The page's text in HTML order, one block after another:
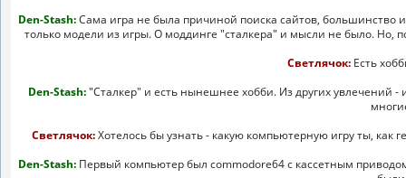
Den-Stash:Сама игра не была причиной поиска сайтов, большинство
только модели из игры. О моддинге "сталкера" и мысли не было. Но,
Светлячок: Есть
Den-Stash:"Сталкер" и есть нынешнее хобби. Из других увлечений -
Светлячок:Хотелось бы узнать - какую компьютерную игру ты, как
Den-Stash:Первый компьютер был commodore64 с кассетным